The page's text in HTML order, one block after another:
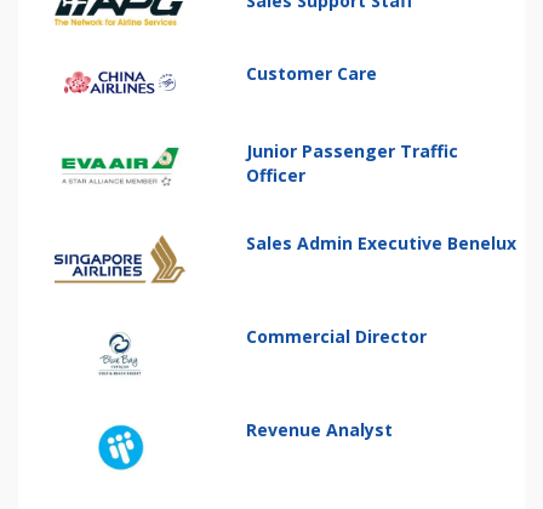
Customer Care
Junior Passenger Traffic
Officer
Sales Admin Executive Benelux
Commercial Director
Revenue Analyst